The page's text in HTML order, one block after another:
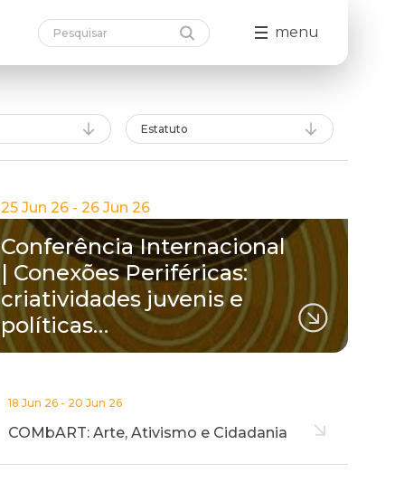
menu
Estatuto
25 Jun 26 - 26 Jun 26
Conferência Internacional
| Conexões Periféricas:
criatividades juvenis e
políticas…
18 Jun 26 - 20 Jun 26
COMbART: Arte, Ativismo e Cidadania